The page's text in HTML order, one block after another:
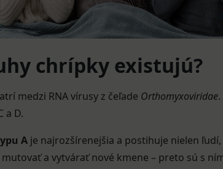
chrípky existujú?
medzi RNA vírusy z čeľade Orthomyxoviridae
a D.
A je najrozšírenejšia a postihuje nielen
a vytvárať nové kmene – preto sú s